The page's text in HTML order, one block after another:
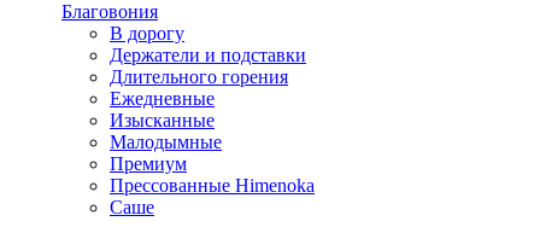
Благовония
В дорогу
Держатели и подставки
Длительного горения
Ежедневные
Изысканные
Малодымные
Премиум
Прессованные Himenoka
Саше